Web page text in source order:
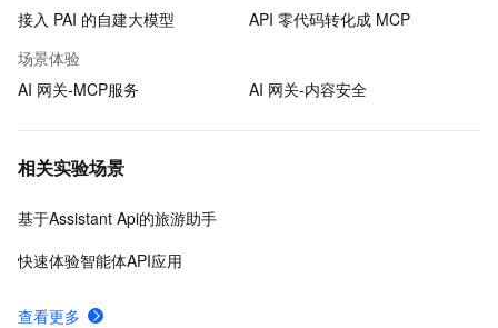
接入 PAI 的自建大模型
API 零代码转化成 MCP
场景体验
AI 网关-MCP服务
AI 网关-内容安全
相关实验场景
基于Assistant Api的旅游助手
快速体验智能体API应用
查看更多